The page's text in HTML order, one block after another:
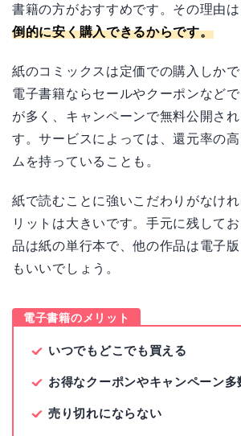
書籍の方がおすすめです。その理由
倒的に安く購入できるからです。
紙のコミックスは定価での購入しかで
電子書籍ならセールやクーポンなど
が多く、キャンペーンで無料公開さ
す。サービスによっては、還元率の
ムを持っていることも。
紙で読むことに強いこだわりがなけ
リットは大きいです。手元に残して
品は紙の単行本で、他の作品は電子
もいいでしょう。
電子書籍のメリット
いつでもどこでも買える
お得なクーポンやキャンペーン多
売り切れにならない